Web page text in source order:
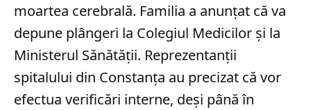
moartea cerebrală. Familia a anunțat că va
depune plângeri la Colegiul Medicilor și la
Ministerul Sănătății. Reprezentanții
spitalului din Constanța au precizat că vor
efectua verificări interne, deși până în